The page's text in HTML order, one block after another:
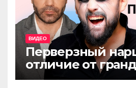
ВИДЕО
Перверзный
отличие от
нарцисса